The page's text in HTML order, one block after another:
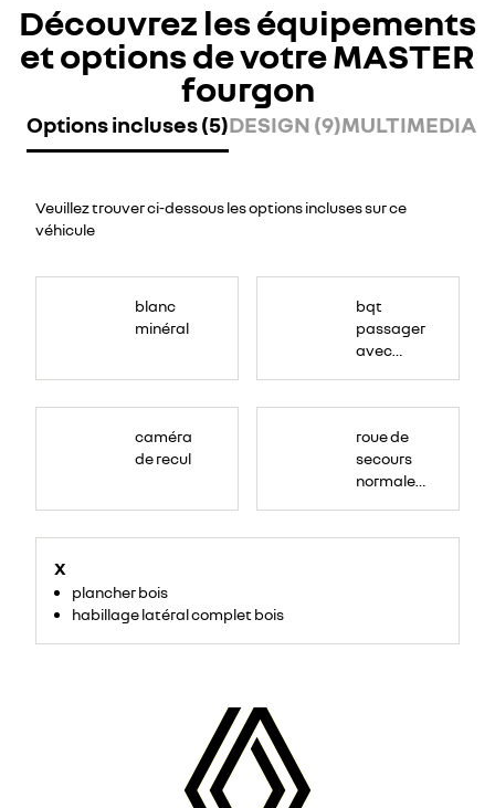
Découvrez les équipements
et options de votre MASTER
fourgon
Options incluses (5)DESIGN (9)MULTIMEDIA
Veuillez trouver ci-dessous les options incluses sur ce
véhicule
blanc
minéral
bqt
passager
avec
caméra
de recul
roue de
secours
normale
X
plancher bois
habillage latéral complet bois